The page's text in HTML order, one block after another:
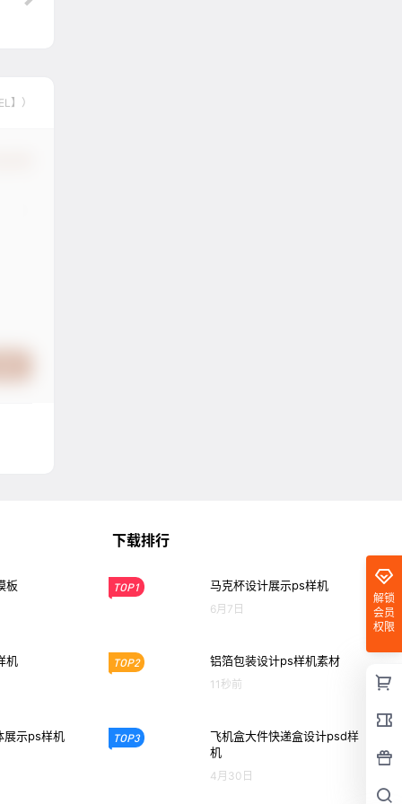
】）
解锁
会员
权限
板
机
展示ps样机
下载排行
TOP1 马克杯设计展示ps样机
6月7日
TOP2 铝箔包装设计ps样机素材
11秒前
TOP3
飞机盒大件快递盒设计psd样
机
4月30日